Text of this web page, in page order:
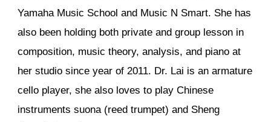
Yamaha Music School and Music N Smart. She has
also been holding both private and group lesson in
composition, music theory, analysis, and piano at
her studio since year of 2011. Dr. Lai is an armature
cello player, she also loves to play Chinese
instrumentssuona(reed trumpet) and Sheng